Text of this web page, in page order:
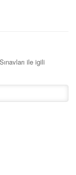
ile igili